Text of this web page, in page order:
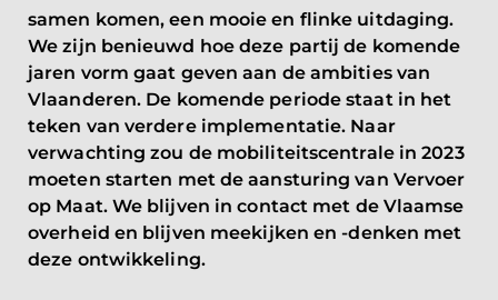
samen komen, een mooie en flinke uitdaging.
We zijn benieuwd hoe deze partij de komende
jaren vorm gaat geven aan de ambities van
Vlaanderen. De komende periode staat in het
teken van verdere implementatie. Naar
verwachting zou de mobiliteitscentrale in 2023
moeten starten met de aansturing van Vervoer
op Maat. We blijven in contact met de Vlaamse
overheid en blijven meekijken en -denken met
deze ontwikkeling.